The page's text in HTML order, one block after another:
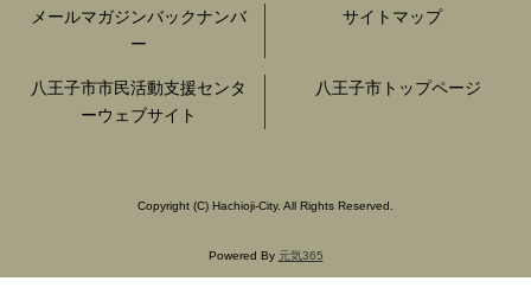
メールマガジンバックナンバ
ー
サイトマップ
八王子市市民活動支援センタ
ーウェブサイト
八王子市トップページ
Copyright (C) Hachioji-City. All Rights Reserved.
Powered By 元気365